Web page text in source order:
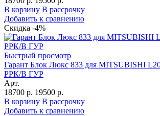
В корзину В рассрочку
Добавить к сравнению
Скидка -4%
Быстрый просмотр
Гарант Блок Люкс 833 для MITSUBISHI
РРК/В ГУР
Арт.
18700 р. 19500 р.
В корзину В рассрочку
Добавить к сравнению